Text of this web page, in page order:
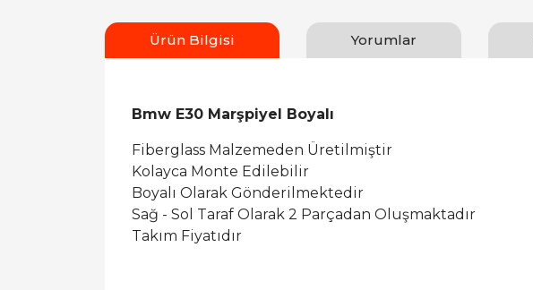
Ürün Bilgisi Yorumlar
Bmw E30 Marşpiyel Boyalı
Fiberglass Malzemeden Üretilmiştir
Kolayca Monte Edilebilir
Boyalı Olarak Gönderilmektedir
Sağ - Sol Taraf Olarak 2 Parçadan Oluşmaktadır
Takım Fiyatıdır